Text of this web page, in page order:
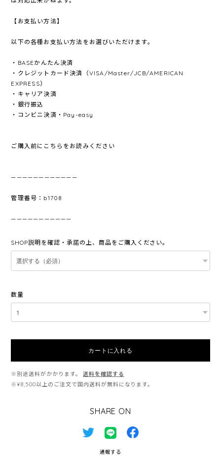
【お支払い方法】
以下の各種お支払い方法をお選びいただけます。
・BASEかんたん決済
・クレジットカード決済（VISA/Master/JCB/AMERICAN
EXPRESS）
・キャリア決済
・銀行振込
・コンビニ決済・Pay-easy
ご購入前にこちらをお読みください
————————————
管理番号：b1708
———————————
SHOP説明を確認・承諾の上、商品をご購入ください。
数量
カートに入れる
※別途送料がかかります。
送料を確認する
※¥8,500以上のご注文で国内送料が無料になります。
SHARE ON
通報する